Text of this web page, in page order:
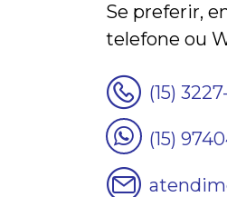
Se preferir,
telefone ou
(15)
(15)